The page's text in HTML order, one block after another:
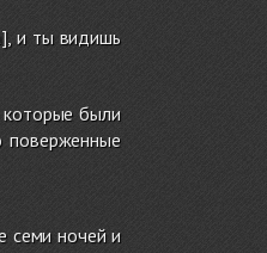
и ты видишь
были
поверженные
семи ночей и